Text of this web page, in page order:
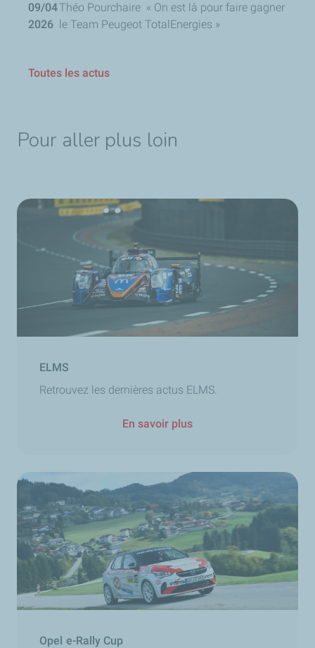
09/04
2026
Théo Pourchaire « On est là pour faire gagner
le Team Peugeot TotalEnergies »
Toutes les actus
Pour aller plus loin
ELMS
Retrouvez les dernières actus ELMS.
En savoir plus
Opel e-Rally Cup